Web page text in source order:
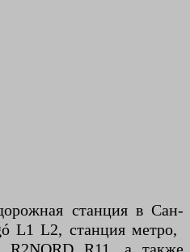
станция в Сан-
L2, станция метро,